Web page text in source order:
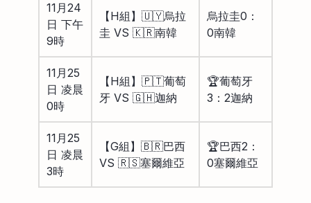
11月24
日 下午
9時
【H組】🇺🇾烏拉
圭 VS 🇰🇷南韓
烏拉圭0：
0南韓
11月25
日 凌晨
0時
【H組】🇵🇹葡萄
牙 VS 🇬🇭迦納
🏆葡萄牙
3：2迦納
11月25
日 凌晨
3時
【G組】🇧🇷巴西
VS 🇷🇸塞爾維亞
🏆巴西2：
0塞爾維亞